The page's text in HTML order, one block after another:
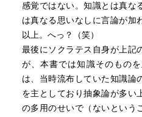
感覚ではない。知識とは真な
は真なる思いなしに言論が加
以上。へっ？（笑）
最後にソクラテス自身が上記
が、本書では知識そのもの
は、当時流布していた知識論
を主としており抽象論が多い
の多用のせいで（ないという